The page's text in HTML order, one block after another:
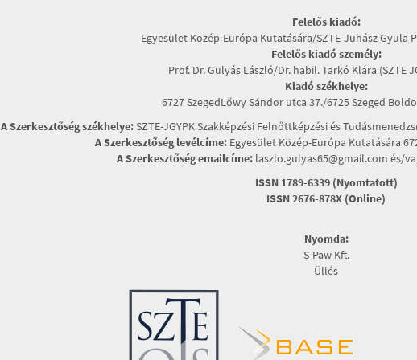
Felelős kiadó:
Egyesület Közép-Európa Kutatására/SZTE-Juhász Gyula
Felelős kiadó személy:
Prof. Dr. Gulyás László/Dr. habil. Tarkó Klára (SZTE
Kiadó székhelye:
6727 SzegedLőwy Sándor utca 37./6725 Szeged
A Szerkesztőség székhelye:SZTE-JGYPK Szakképzési Felnőttképzési és
A Szerkesztőség levélcíme: Egyesület Közép-Európa Kutatására
A Szerkesztőség emailcíme:laszlo.gulyas65@gmail.com és/
ISSN 1789-6339 (Nyomtatott)
ISSN 2676-878X (Online)
Nyomda:
S-Paw Kft.
Üllés